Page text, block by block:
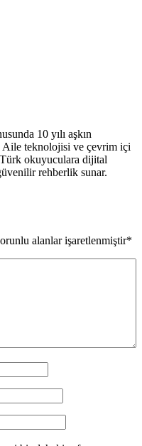
10 yılı aşkın
Aile teknolojisi ve çevrim içi
okuyuculara dijital
rehberlik sunar.
alanlar işaretlenmiştir*